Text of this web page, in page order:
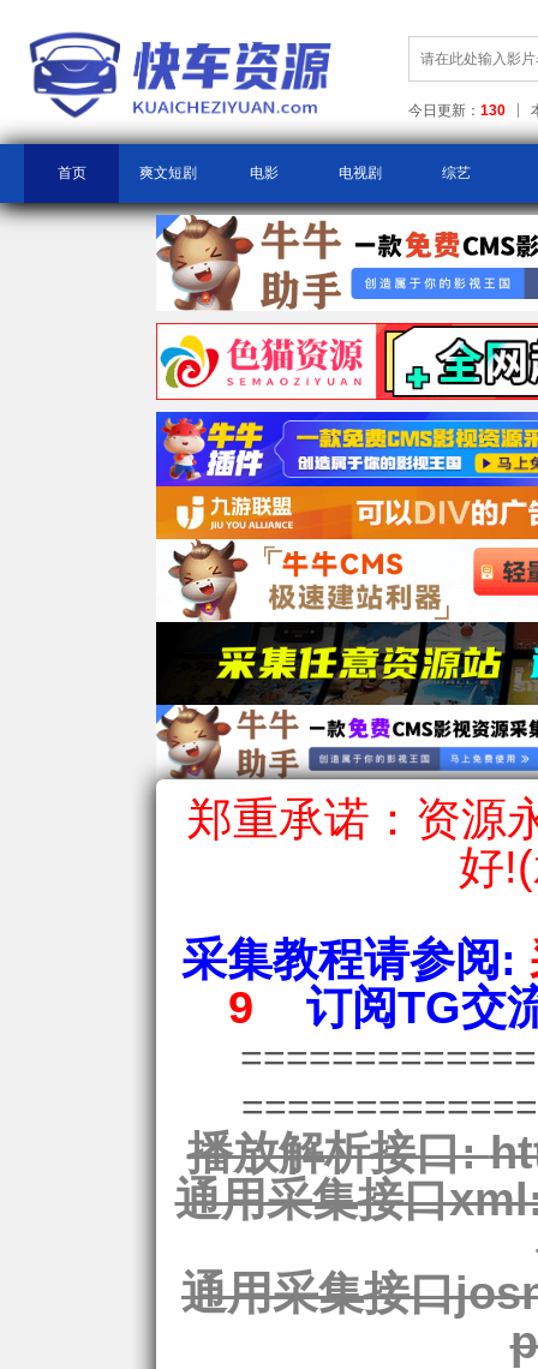
今日更新： 130
首页 爽文短剧 电影 电视剧 综艺
郑重承诺：资源
好
采集教程请参阅:
9
订阅TG交
播放解析接口:
通用采集接口
通用采集接口